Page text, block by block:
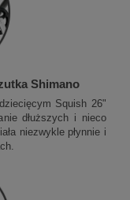
Shimano
Squish 26"
dłuższych i nieco
niezwykle płynnie i